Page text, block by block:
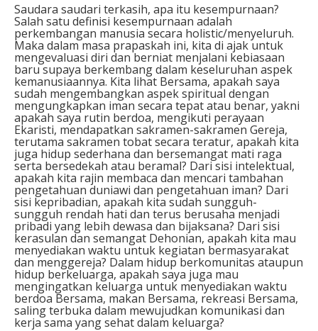
Saudara saudari terkasih, apa itu kesempurnaan?
Salah satu definisi kesempurnaan adalah
perkembangan manusia secara holistic/menyeluruh.
Maka dalam masa prapaskah ini, kita di ajak untuk
mengevaluasi diri dan berniat menjalani kebiasaan
baru supaya berkembang dalam keseluruhan aspek
kemanusiaannya. Kita lihat Bersama, apakah saya
sudah mengembangkan aspek spiritual dengan
mengungkapkan iman secara tepat atau benar, yakni
apakah saya rutin berdoa, mengikuti perayaan
Ekaristi, mendapatkan sakramen-sakramen Gereja,
terutama sakramen tobat secara teratur, apakah kita
juga hidup sederhana dan bersemangat mati raga
serta bersedekah atau beramal? Dari sisi intelektual,
apakah kita rajin membaca dan mencari tambahan
pengetahuan duniawi dan pengetahuan iman? Dari
sisi kepribadian, apakah kita sudah sungguh-
sungguh rendah hati dan terus berusaha menjadi
pribadi yang lebih dewasa dan bijaksana? Dari sisi
kerasulan dan semangat Dehonian, apakah kita mau
menyediakan waktu untuk kegiatan bermasyarakat
dan menggereja? Dalam hidup berkomunitas ataupun
hidup berkeluarga, apakah saya juga mau
mengingatkan keluarga untuk menyediakan waktu
berdoa Bersama, makan Bersama, rekreasi Bersama,
saling terbuka dalam mewujudkan komunikasi dan
kerja sama yang sehat dalam keluarga?